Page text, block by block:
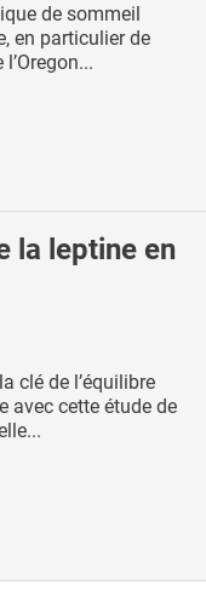
de sommeil
en particulier de
la leptine en
clé de l’équilibre
avec cette étude de